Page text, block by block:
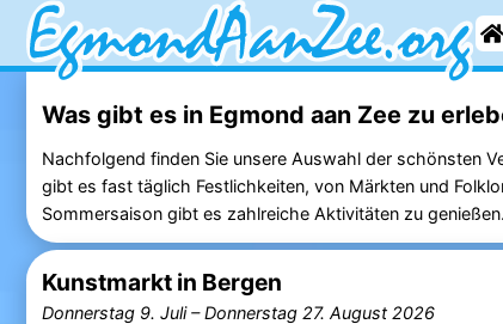
Was gibt es in Egmond aan Zee zu
Nachfolgend finden Sie unsere Auswahl der schönsten
gibt es fast täglich Festlichkeiten, von Märkten und
Sommersaison gibt es zahlreiche Aktivitäten zu genießen.
Kunstmarkt in Bergen
Donnerstag 9. Juli–Donnerstag 27. August 2026